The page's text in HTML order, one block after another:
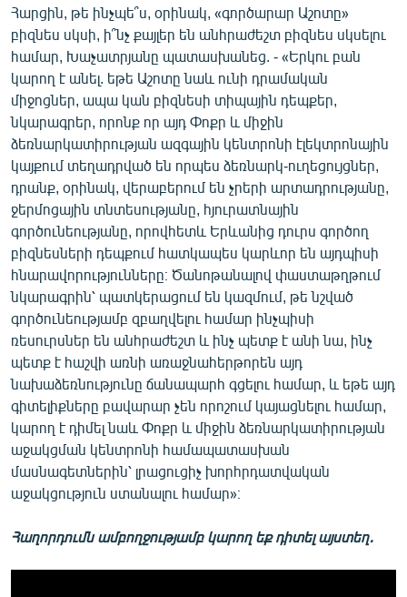
Հարցին, թե ինչպե՞ս, օրինակ, «գործարար Աշոտը»
բիզնես սկսի, ի՞նչ քայլեր են անհրաժեշտ բիզնես սկսելու
համար, Խաչատրյանը պատասխանեց. - «Երկու բան
կարող է անել. եթե Աշոտը նաև ունի դրամական
միջոցներ, ապա կան բիզնեսի տիպային դեպքեր,
նկարագրեր, որոնք որ այդ Փոքր և միջին
ձեռնարկատիրության ազգային կենտրոնի էլեկտրոնային
կայքում տեղադրված են որպես ձեռնարկ-ուղեցույցներ,
դրանք, օրինակ, վերաբերում են չրերի արտադրությանը,
ջերմոցային տնտեսությանը, հյուրատնային
գործունեությանը, որովհետև Երևանից դուրս գործող
բիզնեսների դեպքում հատկապես կարևոր են այդպիսի
հնարավորությունները։ Ծանոթանալով փաստաթղթում
նկարագրին՝ պատկերացում են կազմում, թե նշված
գործունեությամբ զբաղվելու համար ինչպիսի
ռեսուրսներ են անհրաժեշտ և ինչ պետք է անի նա, ինչ
պետք է հաշվի առնի առաջնահերթորեն այդ
նախաձեռնությունը ճանապարհ գցելու համար, և եթե այդ
գիտելիքները բավարար չեն որոշում կայացնելու համար,
կարող է դիմել նաև Փոքր և միջին ձեռնարկատիրության
աջակցման կենտրոնի համապատասխան
մասնագետներին՝ լրացուցիչ խորհրդատվական
աջակցություն ստանալու համար»։
Հաղորդումն ամբողջությամբ կարող եք դիտել այստեղ․